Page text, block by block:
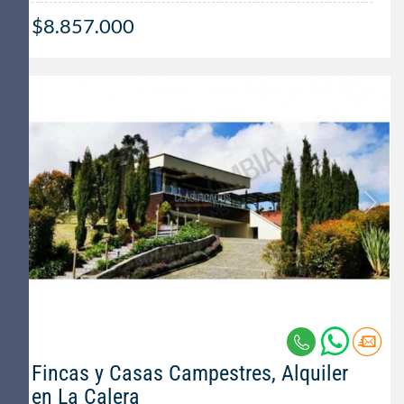
$8.857.000
Fincas y Casas Campestres, Alquiler
en La Calera